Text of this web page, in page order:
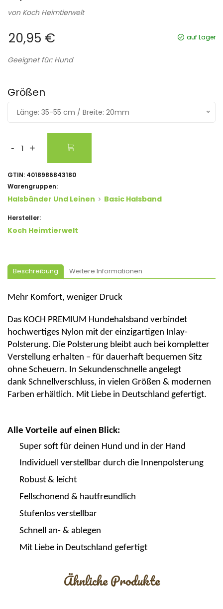
von Koch Heimtierwelt
20,95 € auf Lager
Geeignet für: Hund
Größen
Länge: 35-55 cm / Breite: 20mm
- +
GTIN: 4018986843180
Warengruppen:
Halsbänder Und Leinen Basic Halsband
Hersteller:
Koch Heimtierwelt
Beschreibung Weitere Informationen
Mehr Komfort, weniger Druck
Das KOCH PREMIUM Hundehalsband verbindet
hochwertiges Nylon mit der einzigartigen Inlay-
Polsterung. Die Polsterung bleibt auch bei kompletter
Verstellung erhalten – für dauerhaft bequemen Sitz
ohne Scheuern. In Sekundenschnelle angelegt
dank Schnellverschluss, in vielen Größen & modernen
Farben erhältlich. Mit Liebe in Deutschland gefertigt.
Alle Vorteile auf einen Blick:
Super soft für deinen Hund und in der Hand
Individuell verstellbar durch die Innenpolsterung
Robust & leicht
Fellschonend & hautfreundlich
Stufenlos verstellbar
Schnell an- & ablegen
Mit Liebe in Deutschland gefertigt
Ähnliche Produkte